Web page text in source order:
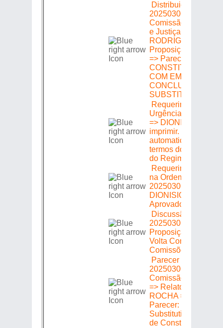
Distribuição =>
20250306580 =>
Comissão de
e Justiça => Relator:
RODRIGO AMORIM
Proposição
=> Parecer:
COM EMENDAS,
CONCLUINDO POR
SUBSTITUTIVO
Requerimento de
Urgência =>
=> DIONISIO LINS
imprimir. Deferido
automaticamente
termos do § 4° do
do Regimento
Requerimento de
na Ordem do Dia =>
20250306580 =>
DIONISIO LINS =>
Aprovado
Discussão Única =>
20250306580 =>
Proposição =>
Volta Com
Comissões
Parecer em
20250306580 =>
Comissão de
=> Relator:
ROCHA =>
Parecer: Favorável
Substitutivo da
de Constituição e